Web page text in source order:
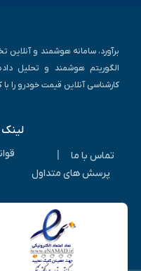
برآورد، سامانه هوشمند و
الگوریتم هوشمند و تحلیل
کارشناسی آنلاین قیمت خودرو را
تماس با ما
پرسش های متداول